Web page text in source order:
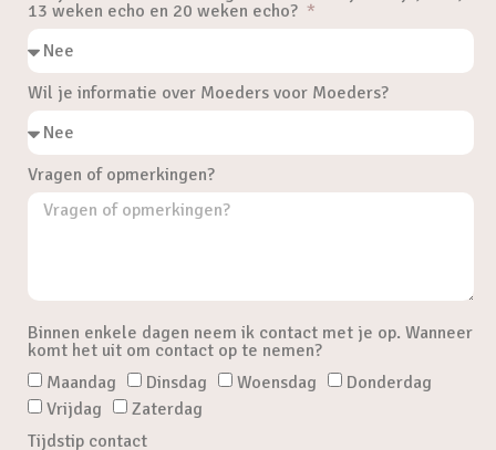
13 weken echo en 20 weken echo?
Wil je informatie over Moeders voor Moeders?
Vragen of opmerkingen?
Binnen enkele dagen neem ik contact met je op. Wanneer
komt het uit om contact op te nemen?
Maandag
Dinsdag Woensdag
Donderdag
Vrijdag
Zaterdag
Tijdstip contact